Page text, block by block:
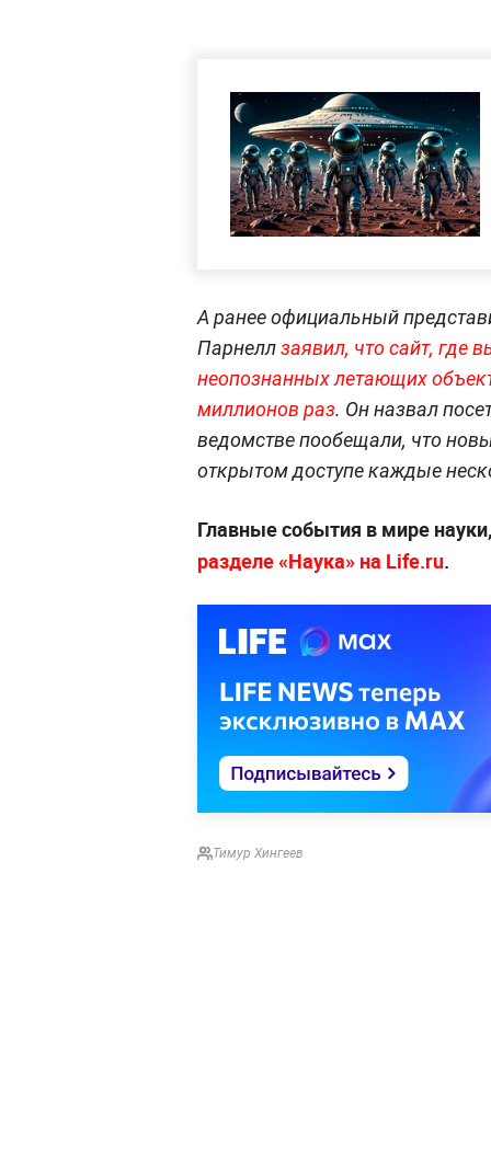
А ранее официальный
Парнеллзаявил, что сайт, где
неопознанных летающих
миллионов раз. Он назвал
ведомстве пообещали, что
открытом доступе каждые
Главные события в мире
разделе «Наука» на Life.ru.
Тимур Хингеев